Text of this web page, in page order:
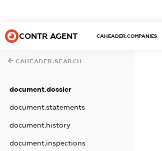
CONTR AGENT CAHEADER.COMPANIES
CAHEADER.SEARCH
document.dossier
document.statements
document.history
document.inspections